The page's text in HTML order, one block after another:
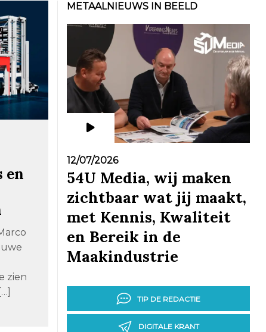
en
zien
METAALNIEUWS IN BEELD
12/07/2026
54U Media, wij maken
zichtbaar wat jij maakt,
met Kennis, Kwaliteit
en Bereik in de
Maakindustrie
TIP DE REDACTIE
DIGITALE KRANT